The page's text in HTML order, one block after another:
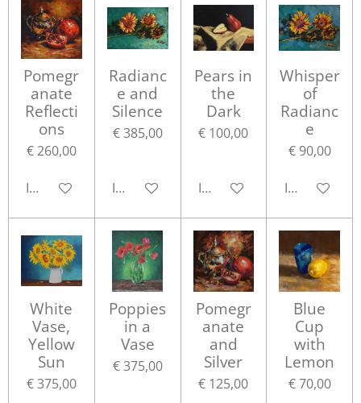
Pomegr
anate
Reflecti
ons
€ 260,00
In winkelwagen
Radianc
e and
Silence
€ 385,00
In winkelwagen
Pears in
the
Dark
€ 100,00
In winkelwagen
Whisper
of
Radianc
e
€ 90,00
In
White
Vase,
Yellow
Sun
€ 375,00
Poppies
in a
Vase
€ 375,00
Pomegr
anate
and
Silver
€ 125,00
Blue
Cup
with
Lemon
€ 70,00